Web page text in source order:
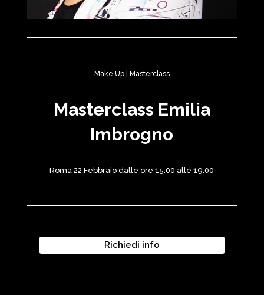
Make Up| Masterclass
Masterclass Emilia
Imbrogno
Roma 22 Febbraio dalle ore 15:00 alle 19:00
Richiedi info